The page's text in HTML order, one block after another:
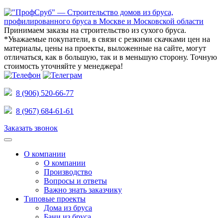
Принимаем заказы на строительство из сухого бруса.
*Уважаемые покупатели, в связи с резкими скачками цен на
материалы, цены на проекты, выложенные на сайте, могут
отличаться, как в большую, так и в меньшую сторону. Точную
стоимость уточняйте у менеджера!
8 (906) 520-66-77
8 (967) 684-61-61
Заказать звонок
О компании
О компании
Производство
Вопросы и ответы
Важно знать заказчику
Типовые проекты
Дома из бруса